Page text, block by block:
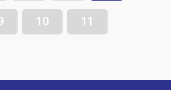
10
11